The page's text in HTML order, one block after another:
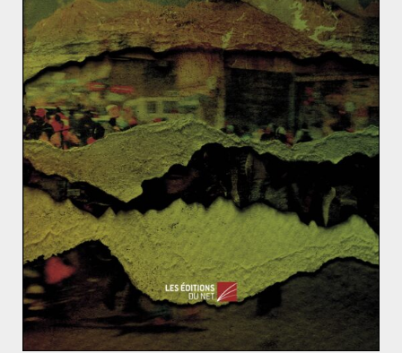
Les terres rares et la Chine : le mythe de
“l’arme stratégique”
26 novembre 2019 1